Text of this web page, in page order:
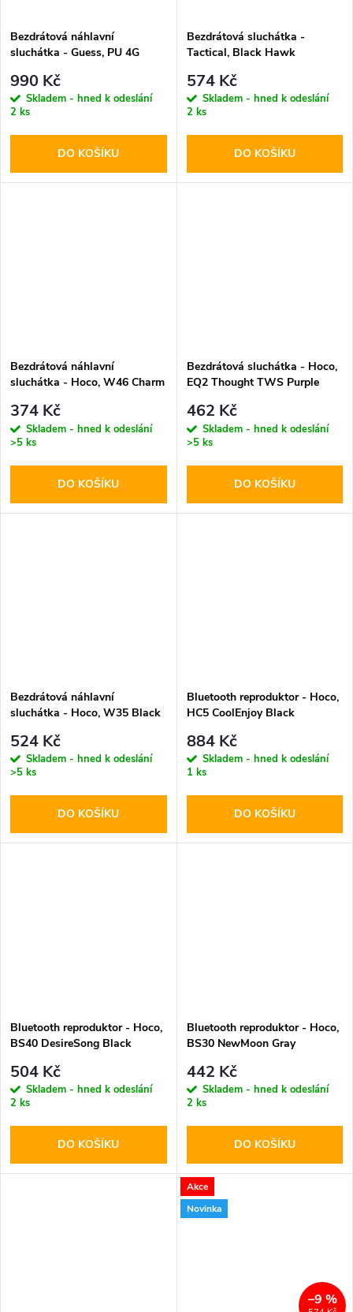
Bezdrátová náhlavní
sluchátka - Guess, PU 4G
990 Kč
Skladem - hned k odeslání
2 ks
DO KOŠÍKU
Bezdrátová sluchátka -
Tactical, Black Hawk
574 Kč
Skladem - hned k odeslání
2 ks
DO KOŠÍKU
Bezdrátová náhlavní
sluchátka - Hoco, W46 Charm
374 Kč
Skladem - hned k odeslání
>5 ks
DO KOŠÍKU
Bezdrátová sluchátka - Hoco,
EQ2 Thought TWS Purple
462 Kč
Skladem - hned k odeslání
>5 ks
DO KOŠÍKU
Bezdrátová náhlavní
sluchátka - Hoco, W35 Black
524 Kč
Skladem - hned k odeslání
>5 ks
DO KOŠÍKU
Bluetooth reproduktor - Hoco,
HC5 CoolEnjoy Black
884 Kč
Skladem - hned k odeslání
1 ks
DO KOŠÍKU
Bluetooth reproduktor - Hoco,
BS40 DesireSong Black
504 Kč
Skladem - hned k odeslání
2 ks
DO KOŠÍKU
Bluetooth reproduktor - Hoco,
BS30 NewMoon Gray
442 Kč
Skladem - hned k odeslání
2 ks
DO KOŠÍKU
Akce
Novinka
–9 %